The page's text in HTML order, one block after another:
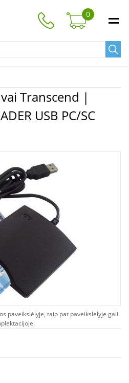
0
|
USB PC/SC
paveikslėlyje, taip pat paveikslėlyje gali